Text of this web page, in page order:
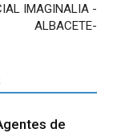
IMAGINALIA -
ALBACETE-
de